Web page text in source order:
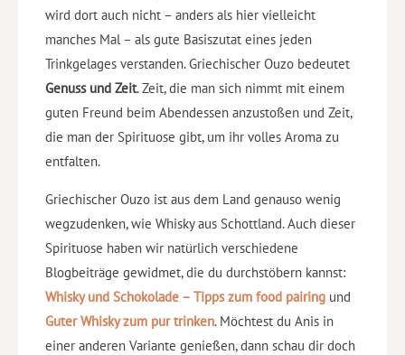
wird dort auch nicht – anders als hier vielleicht
manches Mal – als gute Basiszutat eines jeden
Trinkgelages verstanden. Griechischer Ouzo bedeutet
Genuss und Zeit. Zeit, die man sich nimmt mit einem
guten Freund beim Abendessen anzustoßen und Zeit,
die man der Spirituose gibt, um ihr volles Aroma zu
entfalten.
Griechischer Ouzo ist aus dem Land genauso wenig
wegzudenken, wie Whisky aus Schottland. Auch dieser
Spirituose haben wir natürlich verschiedene
Blogbeiträge gewidmet, die du durchstöbern kannst:
Whisky und Schokolade – Tipps zum food pairing und
Guter Whisky zum pur trinken. Möchtest du Anis in
einer anderen Variante genießen, dann schau dir doch